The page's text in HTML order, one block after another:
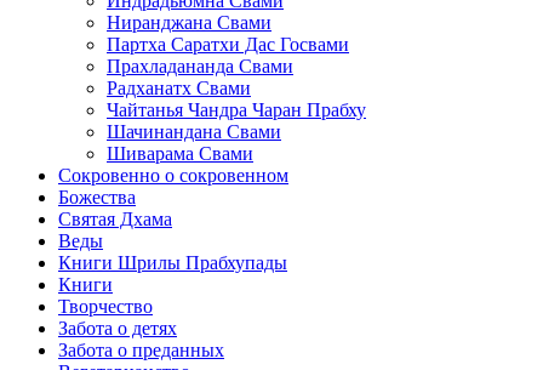
Ниранджана Свами
Партха Саратхи Дас Госвами
Прахладананда Свами
Радханатх Свами
Чайтанья Чандра Чаран Прабху
Шачинандана Свами
Шиварама Свами
Сокровенно о сокровенном
Божества
Святая Дхама
Веды
Книги Шрилы Прабхупады
Книги
Творчество
Забота о детях
Забота о преданных